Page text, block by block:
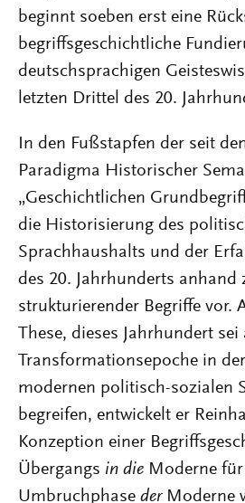
beginnt soeben erst eine
begriffsgeschichtliche
deutschsprachigen
letzten Drittel des 20.
In den Fußstapfen der seit
Paradigma Historischer
„Geschichtlichen
die Historisierung des
Sprachhaushalts und der
des 20. Jahrhunderts anhand
strukturierender Begriffe vor.
These, dieses Jahrhundert
Transformationsepoche in
modernen politisch-sozialen
begreifen, entwickelt er
Konzeption einer
Übergangs in die Moderne
Umbruchphase derModerne